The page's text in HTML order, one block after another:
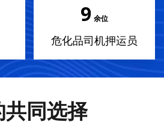
10 余位
危化品司机押运员
同选择